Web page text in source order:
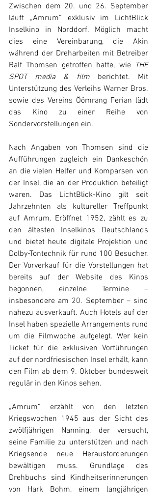
Zwischen dem 20. und 26. September
läuft „Amrum“ exklusiv im LichtBlick
Inselkino in Norddorf. Möglich macht
dies eine Vereinbarung, die Akin
während der Dreharbeiten mit Betreiber
Ralf Thomsen getroffen hatte, wie THE
SPOT media & film berichtet. Mit
Unterstützung des Verleihs Warner Bros.
sowie des Vereins Öömrang Ferian lädt
das Kino zu einer Reihe von
Sondervorstellungen ein.
Nach Angaben von Thomsen sind die
Aufführungen zugleich ein Dankeschön
an die vielen Helfer und Komparsen von
der Insel, die an der Produktion beteiligt
waren. Das LichtBlick-Kino gilt seit
Jahrzehnten als kultureller Treffpunkt
auf Amrum. Eröffnet 1952, zählt es zu
den ältesten Inselkinos Deutschlands
und bietet heute digitale Projektion und
Dolby-Tontechnik für rund 100 Besucher.
Der Vorverkauf für die Vorstellungen hat
bereits auf der Website des Kinos
begonnen, einzelne Termine –
insbesondere am 20. September – sind
nahezu ausverkauft. Auch Hotels auf der
Insel haben spezielle Arrangements rund
um die Filmwoche aufgelegt. Wer kein
Ticket für die exklusiven Vorführungen
auf der nordfriesischen Insel erhält, kann
den Film ab dem 9. Oktober bundesweit
regulär in den Kinos sehen.
„Amrum“ erzählt von den letzten
Kriegswochen 1945 aus der Sicht des
zwölfjährigen Nanning, der versucht,
seine Familie zu unterstützen und nach
Kriegsende neue Herausforderungen
bewältigen muss. Grundlage des
Drehbuchs sind Kindheitserinnerungen
von Hark Bohm, einem langjährigen